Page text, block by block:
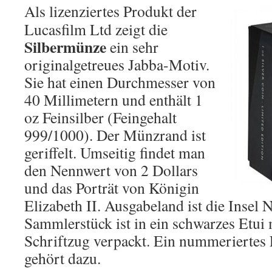
Als lizenziertes Produkt der
Lucasfilm Ltd zeigt die
Silbermünzeein sehr
originalgetreues Jabba-Motiv.
Sie hat einen Durchmesser von
40 Millimetern und enthält 1
oz Feinsilber (Feingehalt
999/1000). Der Münzrand ist
geriffelt. Umseitig findet man
den Nennwert von 2 Dollars
und das Porträt von Königin
Elizabeth II. Ausgabeland ist die Insel
Sammlerstück ist in ein schwarzes Etui
Schriftzug verpackt. Ein
gehört dazu.